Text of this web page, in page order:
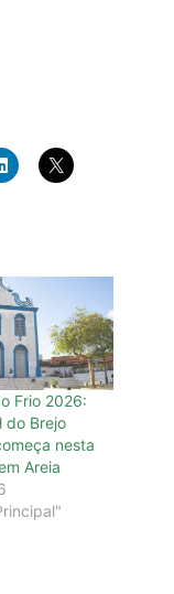
Frio 2026:
do Brejo
nesta
Areia